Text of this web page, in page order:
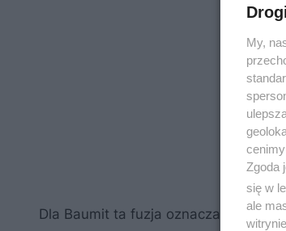
Dla Baumit ta fuzja oznacza dostęp
My,
Zgoda
się w
ale